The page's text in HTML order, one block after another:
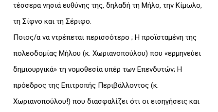
τέσσερα νησιά ευθύνης της, δηλαδή τη Μήλο, την Κίμωλο,
τη Σίφνο και τη Σέριφο.
Ποιος/α να ντρέπεται περισσότερο ; Η προϊσταμένη της
πολεοδομίας Μήλου (κ. Χωριανοπούλου) που «ερμηνεύει
δημιουργικά» τη νομοθεσία υπέρ των Επενδυτών; Η
πρόεδρος της Επιτροπής Περιβάλλοντος (κ.
Χωριανοπούλου!) που διασφαλίζει ότι οι εισηγήσεις και